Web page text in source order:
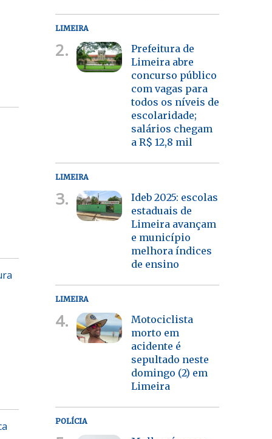
LIMEIRA
2.
Prefeitura de
Limeira abre
concurso público
com vagas para
todos os níveis de
escolaridade;
salários chegam
a R$ 12,8 mil
LIMEIRA
3.
Ideb 2025: escolas
estaduais de
Limeira avançam
e município
melhora índices
de ensino
LIMEIRA
4.
Motociclista
morto em
acidente é
sepultado neste
domingo (2) em
Limeira
POLÍCIA